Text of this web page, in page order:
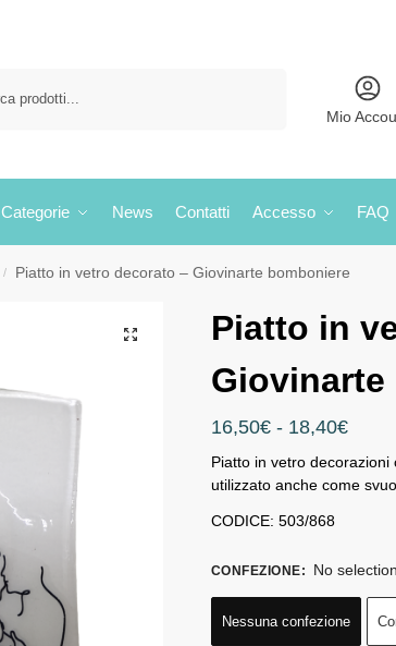
Mio
Categorie News Contatti Accesso FAQ
/ Piatto in vetro decorato – Giovinarte bomboniere
Piatto in
Giovinarte
16,50€ - 18,40€
Piatto in vetro decorazioni
utilizzato anche come
CODICE: 503/868
CONFEZIONE: No selection
Nessuna confezione